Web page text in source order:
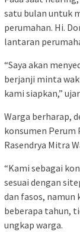
satu bulan untuk
perumahan. Hi.
lantaran
“Saya akan
berjanji minta
kami siapkan,”
Warga berharap,
konsumen Perum
Rasendrya Mitra
“Kami sebagai
sesuai dengan
dan fasos,
beberapa tahun,
ungkap warga.